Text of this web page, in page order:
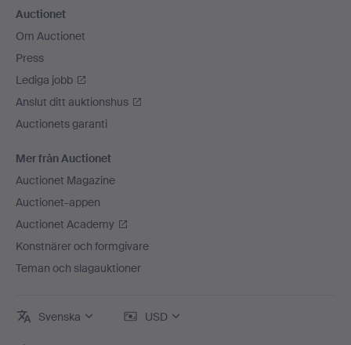
Auctionet
Om Auctionet
Press
Lediga jobb
Anslut ditt auktionshus
Auctionets garanti
Mer från Auctionet
Auctionet Magazine
Auctionet-appen
Auctionet Academy
Konstnärer och formgivare
Teman och slagauktioner
Svenska USD